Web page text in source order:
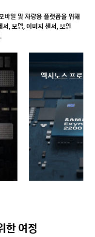
바일 및 차량용 플랫폼을 위해
, 모뎀, 이미지 센서, 보안
엑시노스 프로세
한 여정